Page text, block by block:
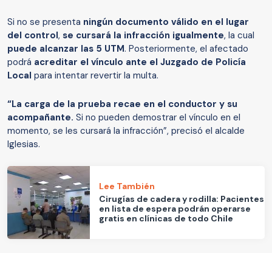
Si no se presenta ningún documento válido en el lugar
del control, se cursará la infracción igualmente, la cual
puede alcanzar las 5 UTM. Posteriormente, el afectado
podrá acreditar el vínculo ante el Juzgado de Policía
Local para intentar revertir la multa.
“La carga de la prueba recae en el conductor y su
acompañante. Si no pueden demostrar el vínculo en el
momento, se les cursará la infracción”, precisó el alcalde
Iglesias.
Lee También
Cirugías de cadera y rodilla: Pacientes
en lista de espera podrán operarse
gratis en clínicas de todo Chile